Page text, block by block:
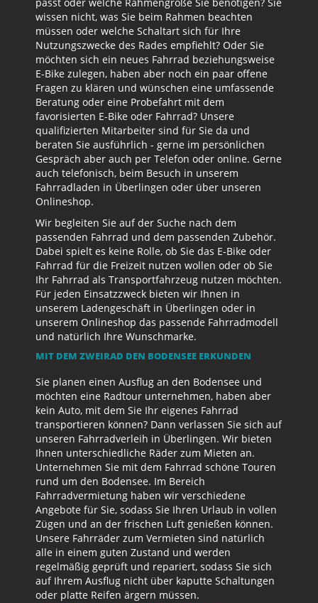
wissen nicht, was Sie beim Rahmen beachten
müssen oder welche Schaltart sich für Ihre
Nutzungszwecke des Rades empfiehlt? Oder Sie
möchten sich ein neues Fahrrad beziehungsweise
E-Bike zulegen, haben aber noch ein paar offene
Fragen zu klären und wünschen eine umfassende
Beratung oder eine Probefahrt mit dem
favorisierten E-Bike oder Fahrrad? Unsere
qualifizierten Mitarbeiter sind für Sie da und
beraten Sie ausführlich - gerne im persönlichen
Gespräch aber auch per Telefon oder online. Gerne
auch telefonisch, beim Besuch in unserem
Fahrradladen in Überlingen oder über unseren
Onlineshop.
Wir begleiten Sie auf der Suche nach dem
passenden Fahrrad und dem passenden Zubehör.
Dabei spielt es keine Rolle, ob Sie das E-Bike oder
Fahrrad für die Freizeit nutzen wollen oder ob Sie
Ihr Fahrrad als Transportfahrzeug nutzen möchten.
Für jeden Einsatzzweck bieten wir Ihnen in
unserem Ladengeschäft in Überlingen oder in
unserem Onlineshop das passende Fahrradmodell
und natürlich Ihre Wunschmarke.
MIT DEM ZWEIRAD DEN BODENSEE ERKUNDEN
Sie planen einen Ausflug an den Bodensee und
möchten eine Radtour unternehmen, haben aber
kein Auto, mit dem Sie Ihr eigenes Fahrrad
transportieren können? Dann verlassen Sie sich auf
unseren Fahrradverleih in Überlingen. Wir bieten
Ihnen unterschiedliche Räder zum Mieten an.
Unternehmen Sie mit dem Fahrrad schöne Touren
rund um den Bodensee. Im Bereich
Fahrradvermietung haben wir verschiedene
Angebote für Sie, sodass Sie Ihren Urlaub in vollen
Zügen und an der frischen Luft genießen können.
Unsere Fahrräder zum Vermieten sind natürlich
alle in einem guten Zustand und werden
regelmäßig geprüft und repariert, sodass Sie sich
auf Ihrem Ausflug nicht über kaputte Schaltungen
oder platte Reifen ärgern müssen.